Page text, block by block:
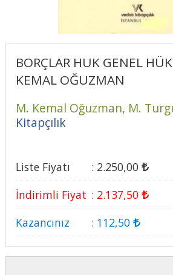
BORÇLAR HUK GENEL
KEMAL OĞUZMAN
M. Kemal Oğuzman, M.
Kitapçılık
Liste Fiyatı : 2.250,00
İndirimli Fiyat : 2.137,50
Kazancınız
: 112,50